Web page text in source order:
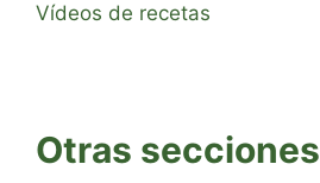
Vídeos de recetas
Otras secciones